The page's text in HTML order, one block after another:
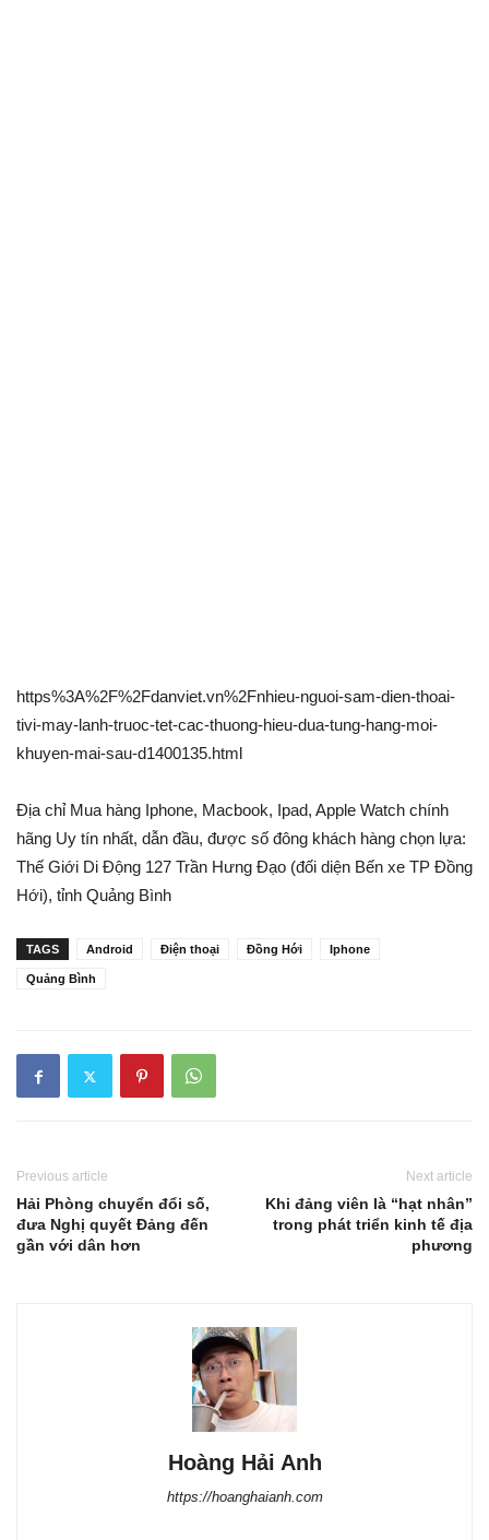
https%3A%2F%2Fdanviet.vn%2Fnhieu-nguoi-sam-dien-thoai-
tivi-may-lanh-truoc-tet-cac-thuong-hieu-dua-tung-hang-moi-
khuyen-mai-sau-d1400135.html
Địa chỉ Mua hàng Iphone, Macbook, Ipad, Apple Watch chính
hãng Uy tín nhất, dẫn đầu, được số đông khách hàng chọn lựa:
Thế Giới Di Động 127 Trần Hưng Đạo (đối diện Bến xe TP Đồng
Hới), tỉnh Quảng Bình
TAGS Android Điện thoại Đồng Hới Iphone
Quảng Bình
Previous article
Hải Phòng chuyển đổi số,
đưa Nghị quyết Đảng đến
gần với dân hơn
Next article
Khi đảng viên là “hạt nhân”
trong phát triển kinh tế địa
phương
Hoàng Hải Anh
https://hoanghaianh.com